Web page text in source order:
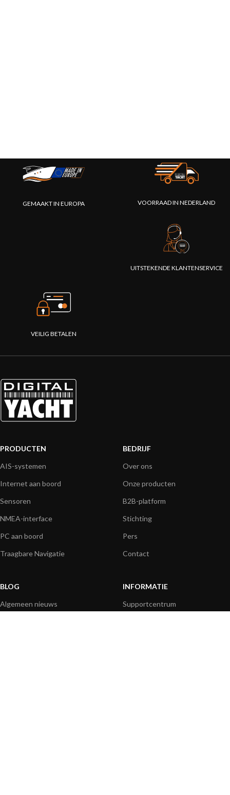
GEMAAKT IN EUROPA VOORRAAD IN NEDERLAND
UITSTEKENDE KLANTENSERVICE
VEILIG BETALEN
PRODUCTEN
AIS-systemen
Internet aan boord
Sensoren
NMEA-interface
PC aan boord
Traagbare Navigatie
BEDRIJF
Over ons
Onze producten
B2B-platform
Stichting
Pers
Contact
BLOG
Algemeen nieuws
INFORMATIE
Supportcentrum